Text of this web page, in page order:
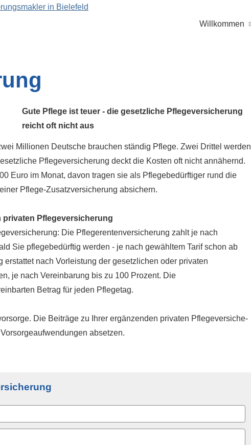
Willkommen
Gute Pflege ist teuer - die gesetzliche Pflege­ver­si­che­rung
reicht oft nicht aus
Millionen Deutsche brauchen ständig Pflege. Zwei Drittel werden
Pflege­ver­si­che­rung deckt die Kosten oft nicht annähernd.
Euro im Monat, davon tragen sie als Pflegebedürftiger rund die
Pflege-Zusatzversicherung absichern.
privaten Pflege­ver­si­che­rung
Die Pfle­ge­ren­tenversicherung zahlt je nach
Sie pflegebedürftig werden - je nach gewähltem Tarif schon ab
nach Vorleistung der gesetzlichen oder privaten
je nach Vereinbarung bis zu 100 Prozent. Die
Betrag für jeden Pflegetag.
Die Beiträge zu Ihrer ergänzenden privaten Pflege­ver­si­che­
absetzen.